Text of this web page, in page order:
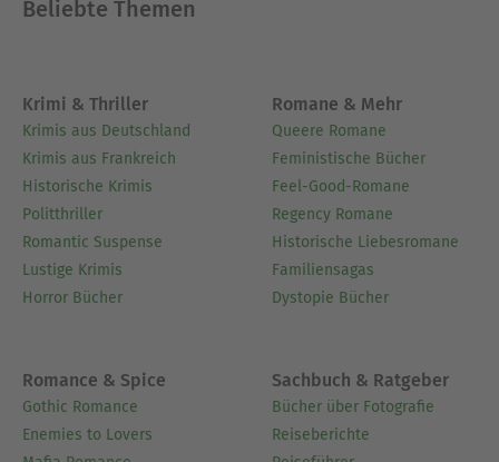
es fällt ihm partout nichts ein. Dabei wäre es für
ihn ein Leichtes gewesen, denn das Thema lautet
"Schreibe einen Aufsatz über jemanden, den du
bewunderst", und das trifft auf den Maestro
zweifelsohne zu. Aber Max will sein Geheimnis vor
Maurice und Leon bewahren. Nun hat seine
Lehrerin Max einen weiteren Tag als Galgenfrist
gesetzt. Doch bevor sich Max an die Arbeit
vorspielen. Doch bevor es dazu kommt, hält der
Maestro Max einen Vortrag über das Wunderkind
Mozart. Max überkommen Zweifel und er nimmt
Beliebte Themen
Krimi & Thriller
Krimis aus Deutschland
Krimis aus Frankreich
Historische Krimis
Politthriller
Romantic Suspense
Lustige Krimis
Horror Bücher
Romane & Mehr
Queere Romane
Feministische Bücher
Feel-Good-Romane
Regency Romane
Historische Liebesromane
Familiensagas
Dystopie Bücher
Romance & Spice
Gothic Romance
Enemies to Lovers
Sachbuch & Ratgeber
Bücher über Fotografie
Reiseberichte